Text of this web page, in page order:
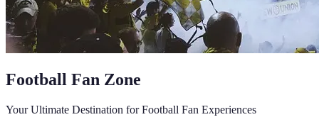
Football Fan Zone
Your Ultimate Destination for Football Fan Experiences